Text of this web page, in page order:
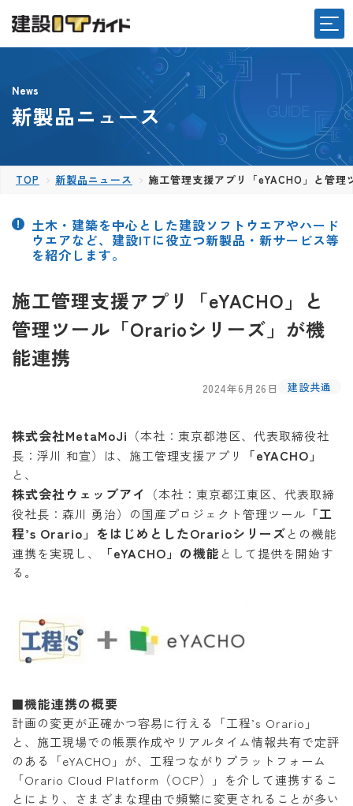
News
新製品ニュース
TOP 新製品ニュース 施工管理支援アプリ「eYACHO」と管
土木・建築を中心とした建設ソフトウエアやハード
ウエアなど、建設ITに役立つ新製品・新サービス等
を紹介します。
施工管理支援アプリ「eYACHO」と
管理ツール「Orarioシリーズ」が機
能連携
2024年6月26日 建設共通
株式会社MetaMoJi （本社：東京都港区、代表取締役社
長：浮川 和宣）は、施工管理支援アプリ
「eYACHO」
と、
株式会社ウェッブアイ
（本社：東京都江東区、代表取締
役社長：森川 勇治）の国産プロジェクト管理ツール 「工
程’s Orario」をはじめとしたOrarioシリーズとの機能
連携を実現し、
「eYACHO」の機能 として提供を開始す
る。
■機能連携の概要
計画の変更が正確かつ容易に行える「工程’s Orario」
と、施工現場での帳票作成やリアルタイム情報共有で定評
のある「eYACHO」が、工程つながりプラットフォーム
「Orario Cloud Platform（OCP）」を介して連携するこ
とにより、さまざまな理由で頻繁に変更されることが多い